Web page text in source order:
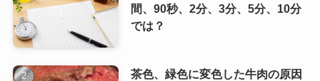
間、90秒、2分、3分、5分、10分
では？
茶色、緑色に変色した牛肉の原因